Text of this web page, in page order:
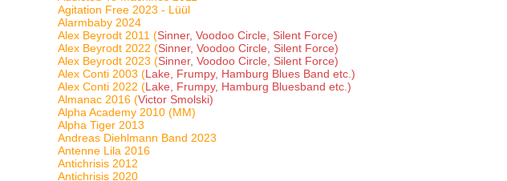
Agitation Free 2023 - Lüül
Alarmbaby 2024
Alex Beyrodt 2011 (Sinner, Voodoo Circle, Silent Force)
Alex Beyrodt 2022 (Sinner, Voodoo Circle, Silent Force)
Alex Beyrodt 2023 (Sinner, Voodoo Circle, Silent Force)
Alex Conti 2003 (Lake, Frumpy, Hamburg Blues Band etc.)
Alex Conti 2022 (Lake, Frumpy, Hamburg Bluesband etc.)
Almanac 2016 (Victor Smolski)
Alpha Academy 2010 (MM)
Alpha Tiger 2013
Andreas Diehlmann Band 2023
Antenne Lila 2016
Antichrisis 2012
Antichrisis 2020